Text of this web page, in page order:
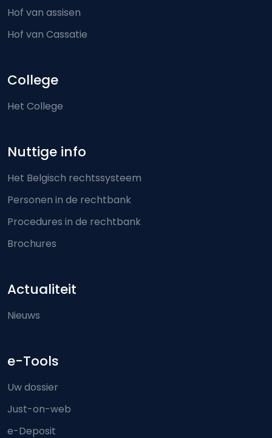
Hof van assisen
Hof van Cassatie
College
Het College
Nuttige info
Het Belgisch rechtssysteem
Personen in de rechtbank
Procedures in de rechtbank
Brochures
Actualiteit
Nieuws
e-Tools
Uw dossier
Just-on-web
e-Deposit